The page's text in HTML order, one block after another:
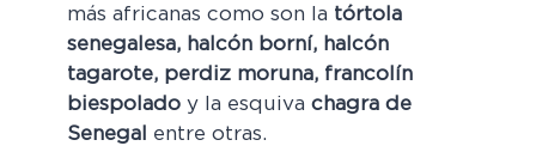
más africanas como son la tórtola
senegalesa, halcón borní, halcón
tagarote, perdiz moruna, francolín
biespolado y la esquiva chagra de
Senegal entre otras.